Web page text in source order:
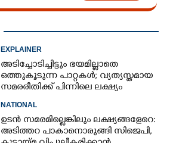
EXPLAINER
അടിച്ചോടിച്ചിട്ടും ഭയമില്ലാതെ
ഒത്തുകൂടുന്ന പാറ്റകൾ; വ്യത്യസ്തമായ
സമരരീതിക്ക് പിന്നിലെ ലക്ഷ്യം
NATIONAL
ഉടൻ സമരമില്ലെങ്കിലും ലക്ഷ്യങ്ങളേറെ:
അടിത്തറ പാകാനൊരുങ്ങി സിജെപി,​